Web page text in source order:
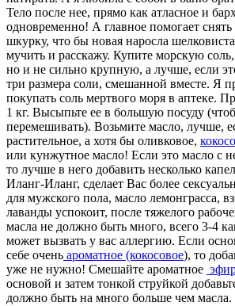
Тело после нее, прямо как атласное и
одновременно! А главное помогает снять
шкурку, что бы новая наросла
мучить и расскажу. Купите морскую
но и не сильно крупную, а лучше, если
три размера соли, смешанной вместе. Я
покупать соль мертвого моря в аптеке.
1 кг. Высыпьте ее в большую посуду
перемешивать). Возьмите масло, лучше,
растительное, а хотя бы оливковое,
или кунжутное масло! Если это масло с
то лучше в него добавить несколько
Иланг-Иланг, сделает Вас более
для мужского пола, масло лемонграсса,
лаванды успокоит, после тяжелого
масла не должно быть много, всего 3-4
может вызвать у вас аллергию. Если
себе очень ароматное (кокосовое), то
уже не нужно! Смешайте ароматное
основой и затем тонкой струйкой
должно быть на много больше чем